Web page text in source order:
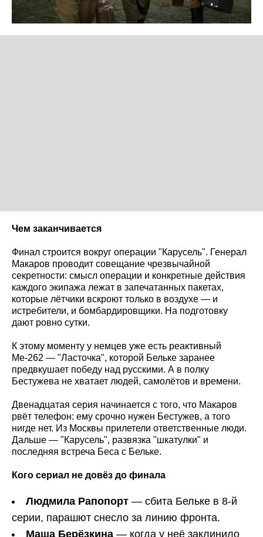
Чем заканчивается
Финал строится вокруг операции "Карусель". Генерал
Макаров проводит совещание чрезвычайной
секретности: смысл операции и конкретные действия
каждого экипажа лежат в запечатанных пакетах,
которые лётчики вскроют только в воздухе — и
истребители, и бомбардировщики. На подготовку
дают ровно сутки.
К этому моменту у немцев уже есть реактивный
Ме-262 — "Ласточка", которой Бельке заранее
предвкушает победу над русскими. А в полку
Бестужева не хватает людей, самолётов и времени.
Двенадцатая серия начинается с того, что Макаров
рвёт телефон: ему срочно нужен Бестужев, а того
нигде нет. Из Москвы прилетели ответственные люди.
Дальше — "Карусель", развязка "шкатулки" и
последняя встреча Беса с Бельке.
Кого сериал не довёз до финала
Людмила Рапопорт — сбита Бельке в 8-й
серии, парашют снесло за линию фронта.
Маша Берёзкина — когда у неё заклинило